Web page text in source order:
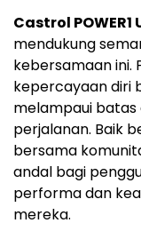
Castrol
mendukung
kebersamaan ini.
kepercayaan diri
melampaui batas
perjalanan. Baik
bersama
andal bagi
performa dan
mereka.